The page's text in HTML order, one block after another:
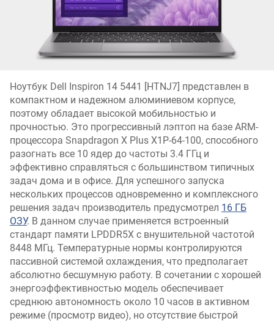
Ноутбук Dell Inspiron 14 5441 [HTNJ7] представлен в
компактном и надежном алюминиевом корпусе,
поэтому обладает высокой мобильностью и
прочностью. Это прогрессивный лэптоп на базе ARM-
процессора Snapdragon X Plus X1P-64-100, способного
разогнать все 10 ядер до частоты 3.4 ГГц и
эффективно справляться с большинством типичных
задач дома и в офисе. Для успешного запуска
нескольких процессов одновременно и комплексного
решения задач производитель предусмотрел 16 ГБ
ОЗУ. В данном случае применяется встроенный
стандарт памяти LPDDR5X с внушительной частотой
8448 МГц. Температурные нормы контролируются
пассивной системой охлаждения, что предполагает
абсолютно бесшумную работу. В сочетании с хорошей
энергоэффективностью модель обеспечивает
среднюю автономность около 10 часов в активном
режиме (просмотр видео), но отсутствие быстрой